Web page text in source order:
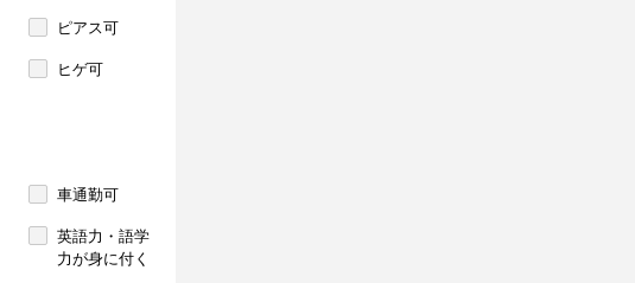
ピアス可
ヒゲ可
車通勤可
英語力・語学
力が身に付く